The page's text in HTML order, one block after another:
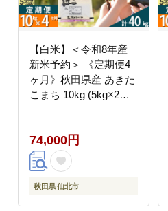
【白米】＜令和8年産
新米予約＞ 《定期便4
ヶ月》秋田県産 あきた
こまち 10kg (5kg×2
10kg 」米 10kg 米
10kg定期便 お米定期便
白米 あきたこまち ごは
ん 米 お米 精米10kg]
74,000円
秋田県 仙北市